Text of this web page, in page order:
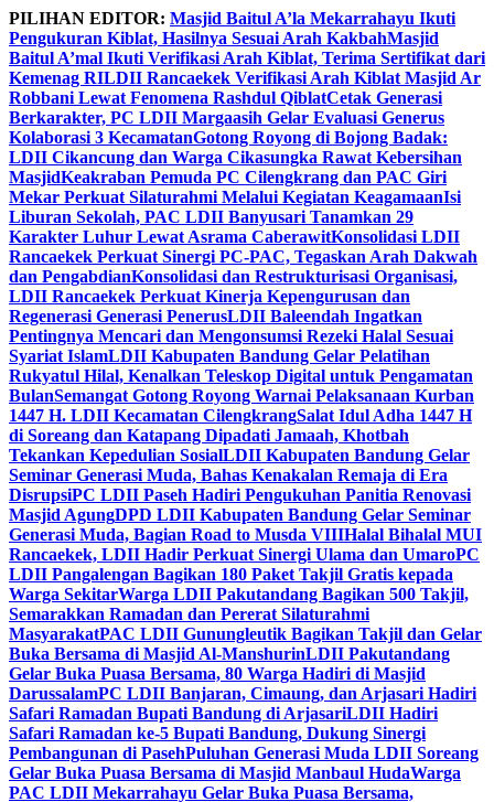
Skip
to
content
PILIHAN EDITOR: Masjid Baitul A’la Mekarrahayu Ikuti
Pengukuran Kiblat, Hasilnya Sesuai Arah KakbahMasjid
Baitul A’mal Ikuti Verifikasi Arah Kiblat, Terima Sertifikat dari
Kemenag RILDII Rancaekek Verifikasi Arah Kiblat Masjid Ar
Robbani Lewat Fenomena Rashdul QiblatCetak Generasi
Berkarakter, PC LDII Margaasih Gelar Evaluasi Generus
Kolaborasi 3 KecamatanGotong Royong di Bojong Badak:
LDII Cikancung dan Warga Cikasungka Rawat Kebersihan
MasjidKeakraban Pemuda PC Cilengkrang dan PAC Giri
Mekar Perkuat Silaturahmi Melalui Kegiatan KeagamaanIsi
Liburan Sekolah, PAC LDII Banyusari Tanamkan 29
Karakter Luhur Lewat Asrama CaberawitKonsolidasi LDII
Rancaekek Perkuat Sinergi PC-PAC, Tegaskan Arah Dakwah
dan PengabdianKonsolidasi dan Restrukturisasi Organisasi,
LDII Rancaekek Perkuat Kinerja Kepengurusan dan
Regenerasi Generasi PenerusLDII Baleendah Ingatkan
Pentingnya Mencari dan Mengonsumsi Rezeki Halal Sesuai
Syariat IslamLDII Kabupaten Bandung Gelar Pelatihan
Rukyatul Hilal, Kenalkan Teleskop Digital untuk Pengamatan
BulanSemangat Gotong Royong Warnai Pelaksanaan Kurban
1447 H. LDII Kecamatan CilengkrangSalat Idul Adha 1447 H
di Soreang dan Katapang Dipadati Jamaah, Khotbah
Tekankan Kepedulian SosialLDII Kabupaten Bandung Gelar
Seminar Generasi Muda, Bahas Kenakalan Remaja di Era
DisrupsiPC LDII Paseh Hadiri Pengukuhan Panitia Renovasi
Masjid AgungDPD LDII Kabupaten Bandung Gelar Seminar
Generasi Muda, Bagian Road to Musda VIIIHalal Bihalal MUI
Rancaekek, LDII Hadir Perkuat Sinergi Ulama dan UmaroPC
LDII Pangalengan Bagikan 180 Paket Takjil Gratis kepada
Warga SekitarWarga LDII Pakutandang Bagikan 500 Takjil,
Semarakkan Ramadan dan Pererat Silaturahmi
MasyarakatPAC LDII Gunungleutik Bagikan Takjil dan Gelar
Buka Bersama di Masjid Al-ManshurinLDII Pakutandang
Gelar Buka Puasa Bersama, 80 Warga Hadiri di Masjid
DarussalamPC LDII Banjaran, Cimaung, dan Arjasari Hadiri
Safari Ramadan Bupati Bandung di ArjasariLDII Hadiri
Safari Ramadan ke-5 Bupati Bandung, Dukung Sinergi
Pembangunan di PasehPuluhan Generasi Muda LDII Soreang
Gelar Buka Puasa Bersama di Masjid Manbaul HudaWarga
PAC LDII Mekarrahayu Gelar Buka Puasa Bersama,